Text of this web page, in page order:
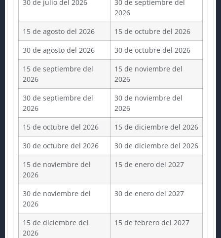
30 de julio del 2026
30 de septiembre del
2026
15 de agosto del 2026
15 de octubre del 2026
30 de agosto del 2026
30 de octubre del 2026
15 de septiembre del
2026
15 de noviembre del
2026
30 de septiembre del
2026
30 de noviembre del
2026
15 de octubre del 2026
15 de diciembre del 2026
30 de octubre del 2026
30 de diciembre del 2026
15 de noviembre del
2026
15 de enero del 2027
30 de noviembre del
2026
30 de enero del 2027
15 de diciembre del
2026
15 de febrero del 2027